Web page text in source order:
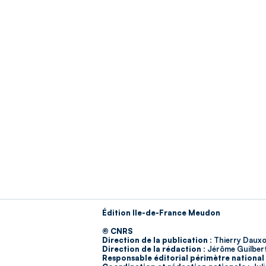
Édition Ile-de-France Meudon
© CNRS
Direction de la publication : Thierry
Direction de la rédaction : Jérôme
Responsable éditorial périmètre national